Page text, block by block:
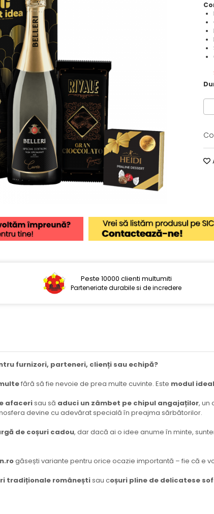
Peste 10000 clienti multumiti
Parteneriate durabile si de incredere
furnizori, parteneri, clienți sau echipă?
fără să fie nevoie de prea multe cuvinte. Este modul
afacerisau să aduci un zâmbet pe chipul angajaților, un
devine cu adevărat specială în preajma sărbătorilor.
de coșuri cadou, dar dacă ai o idee anume în minte,
găsești variante pentru orice ocazie importantă – fie că e
tradiționale româneștisau coșuri pline de delicatese